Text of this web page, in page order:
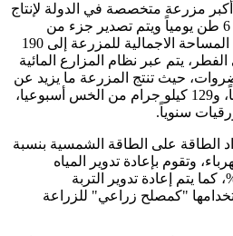
مزرعة متخصصة في الدولة لإنتاج
الفطر حيث تنتج ما يقارب الـ 6 طن يومياً ويتم تصدير جزء من
انتاجها إقليمياً وعالمياً، وتصل المساحة الاجمالية للمزرعة إلى 190
يتم عبر نظام المزارع المائية
حيث تنتج المزرعة ما يزيد عن
19 طن من الطماطم اسبوعياً، و129 كيلو جرام من الخس أسبوعيا،
سنوياً.
الطاقة على الطاقة الشمسية بنسبة
وتقوم بإعادة تدوير المياه
للري بنسبة 100%، كما يتم إعادة تدوير التربة
"كمصلح زراعي" للزراعة